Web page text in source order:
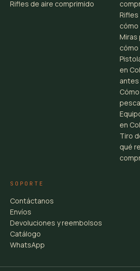
Rifles de aire comprimido
Rifles
cómo
Miras
cómo
en
pesca
en
Tiro
qué
SOPORTE
Contáctanos
Envíos
Devoluciones y reembolsos
Catálogo
WhatsApp